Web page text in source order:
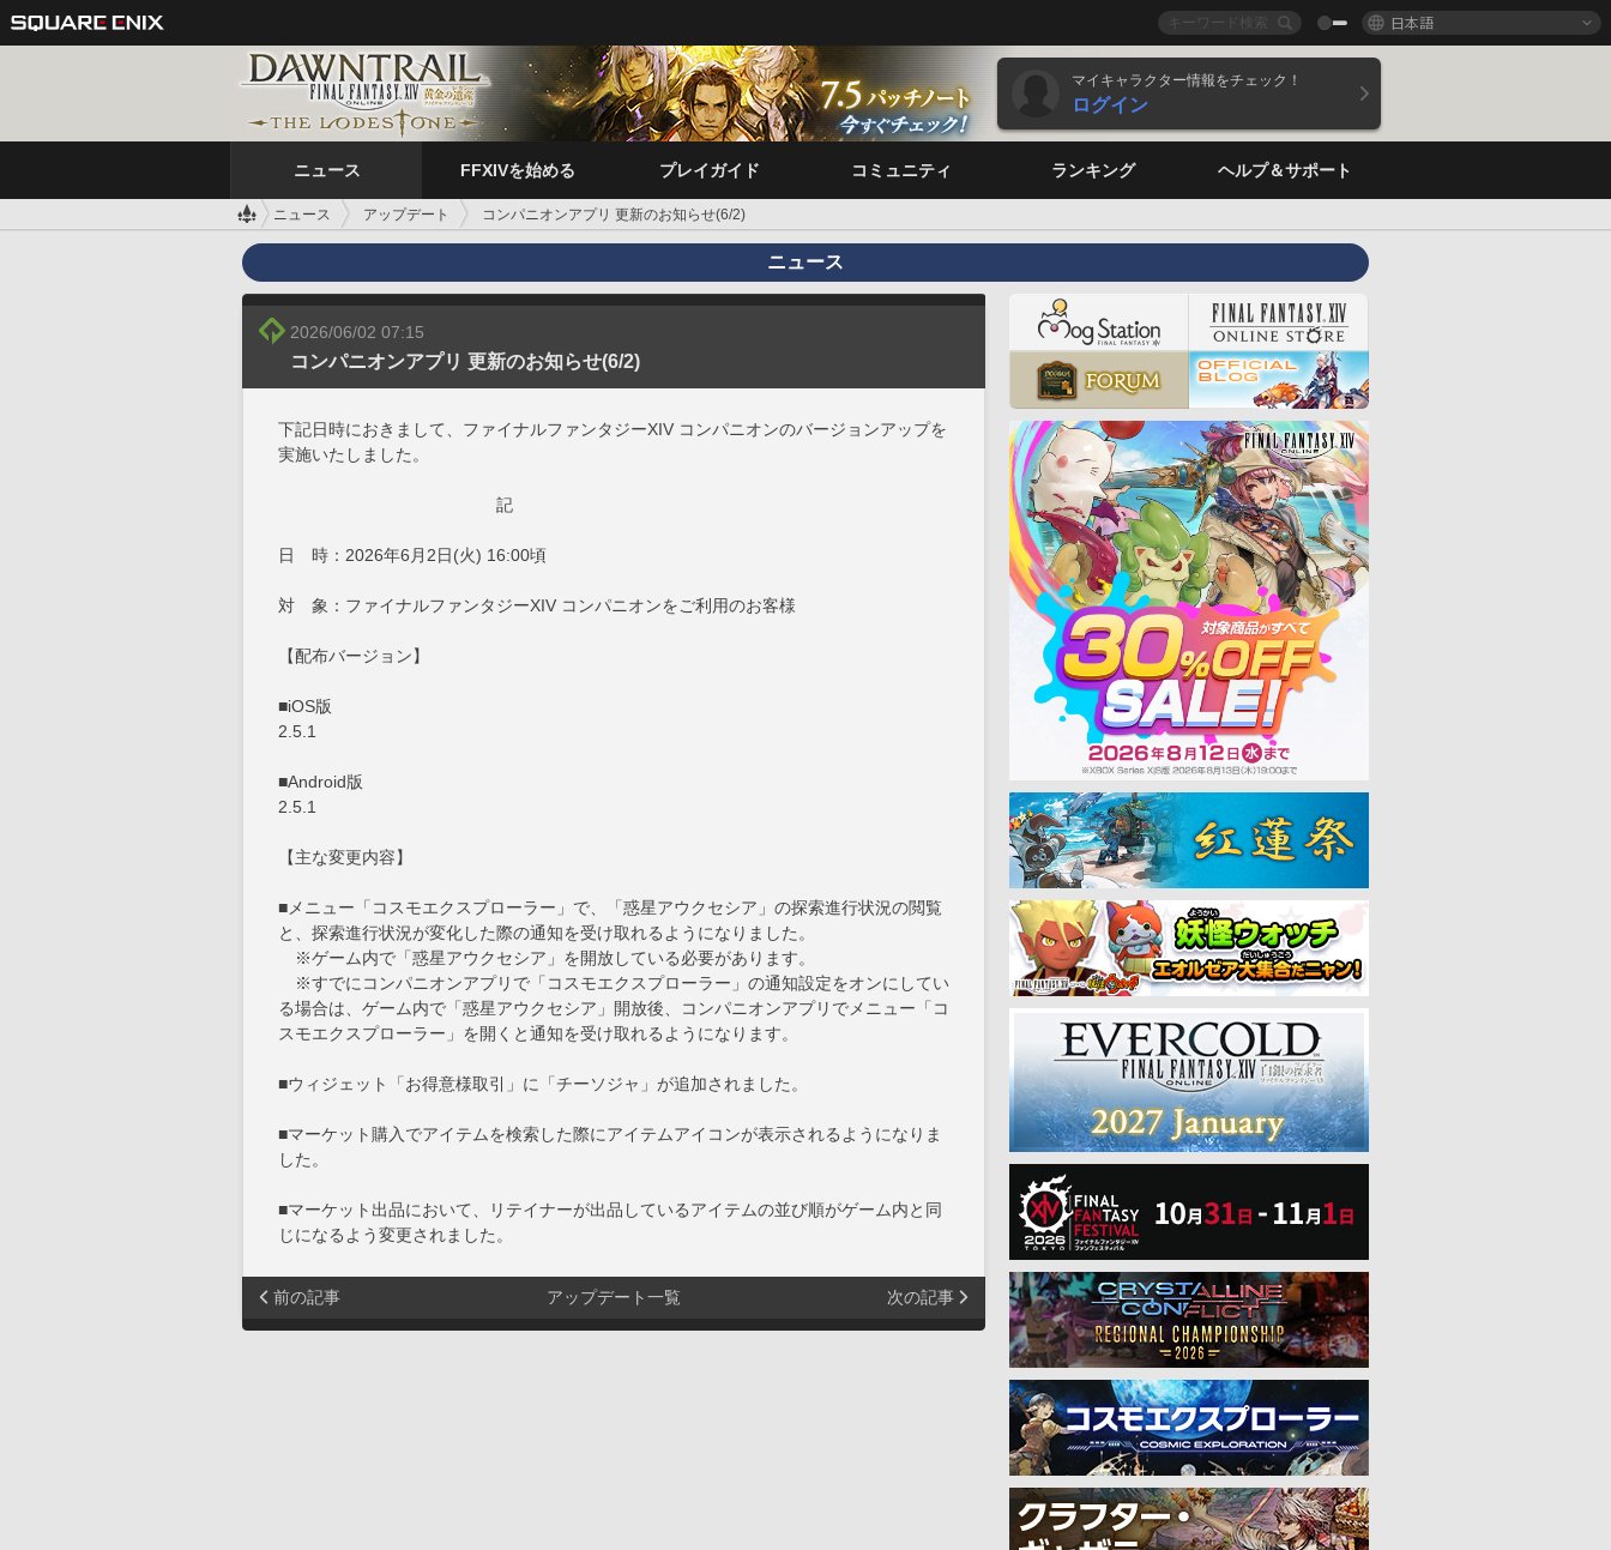
日本語
マイキャラクター情報をチェック！
ログイン
ニュース FFXIVを始める プレイガイド コミュニティ ランキング ヘルプ＆サポート
ニュース アップデート コンパニオンアプリ 更新のお知らせ(6/2)
ニュース
2026/06/02 07:15
コンパニオンアプリ 更新のお知らせ(6/2)
下記日時におきまして、ファイナルファンタジーXIV コンパニオンのバージョンアップを
実施いたしました。
記
日 時：2026年6月2日(火) 16:00頃
対 象：ファイナルファンタジーXIV コンパニオンをご利用のお客様
【配布バージョン】
■iOS版
2.5.1
■Android版
2.5.1
【主な変更内容】
■メニュー「コスモエクスプローラー」で、「惑星アウクセシア」の探索進行状況の閲覧
と、探索進行状況が変化した際の通知を受け取れるようになりました。
※ゲーム内で「惑星アウクセシア」を開放している必要があります。
※すでにコンパニオンアプリで「コスモエクスプローラー」の通知設定をオンにしてい
る場合は、ゲーム内で「惑星アウクセシア」開放後、コンパニオンアプリでメニュー「コ
スモエクスプローラー」を開くと通知を受け取れるようになります。
■ウィジェット「お得意様取引」に「チーソジャ」が追加されました。
■マーケット購入でアイテムを検索した際にアイテムアイコンが表示されるようになりま
した。
■マーケット出品において、リテイナーが出品しているアイテムの並び順がゲーム内と同
じになるよう変更されました。
前の記事 アップデート一覧 次の記事